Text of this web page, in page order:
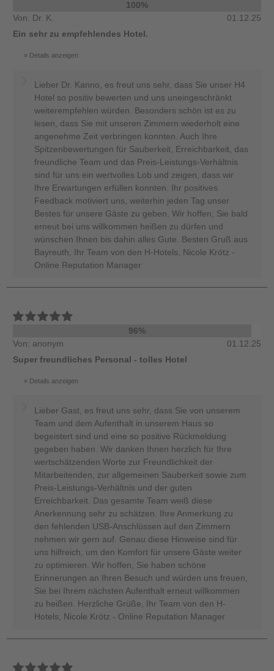
100%
Von: Dr. K.
01.12.25
Ein sehr zu empfehlendes Hotel.
Details anzeigen
Lieber Dr. Kanno, es freut uns sehr, dass Sie unser H4
Hotel so positiv bewerten und uns uneingeschränkt
weiterempfehlen würden. Besonders schön ist es zu
lesen, dass Sie mit unseren Zimmern wiederholt eine
angenehme Zeit verbringen konnten. Auch Ihre
Spitzenbewertungen für Sauberkeit, Erreichbarkeit, das
freundliche Team und das Preis-Leistungs-Verhältnis
sind für uns ein wertvolles Lob und zeigen, dass wir
Ihre Erwartungen erfüllen konnten. Ihr positives
Feedback motiviert uns, weiterhin jeden Tag unser
Bestes für unsere Gäste zu geben. Wir hoffen, Sie bald
erneut bei uns willkommen heißen zu dürfen und
wünschen Ihnen bis dahin alles Gute. Besten Gruß aus
Bayreuth, Ihr Team von den H-Hotels, Nicole Krötz -
Online Reputation Manager
96%
Von: anonym
01.12.25
Super freundliches Personal - tolles Hotel
Details anzeigen
Lieber Gast, es freut uns sehr, dass Sie von unserem
Team und dem Aufenthalt in unserem Haus so
begeistert sind und eine so positive Rückmeldung
gegeben haben. Wir danken Ihnen herzlich für Ihre
wertschätzenden Worte zur Freundlichkeit der
Mitarbeitenden, zur allgemeinen Sauberkeit sowie zum
Preis-Leistungs-Verhältnis und der guten
Erreichbarkeit. Das gesamte Team weiß diese
Anerkennung sehr zu schätzen. Ihre Anmerkung zu
den fehlenden USB-Anschlüssen auf den Zimmern
nehmen wir gern auf. Genau diese Hinweise sind für
uns hilfreich, um den Komfort für unsere Gäste weiter
zu optimieren. Wir hoffen, Sie haben schöne
Erinnerungen an Ihren Besuch und würden uns freuen,
Sie bei Ihrem nächsten Aufenthalt erneut willkommen
zu heißen. Herzliche Grüße, Ihr Team von den H-
Hotels, Nicole Krötz - Online Reputation Manager